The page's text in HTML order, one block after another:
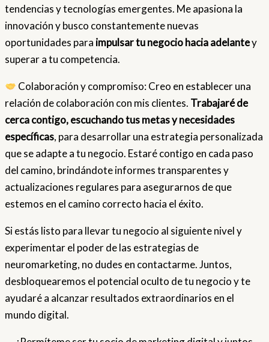
tendencias y tecnologías emergentes. Me apasiona la
innovación y busco constantemente nuevas
oportunidades para impulsar tu negocio hacia adelantey
superar a tu competencia.
Colaboración y compromiso: Creo en establecer una
relación de colaboración con mis clientes. Trabajaré de
cerca contigo, escuchando tus metas y necesidades
específicas, para desarrollar una estrategia personalizada
que se adapte a tu negocio. Estaré contigo en cada paso
del camino, brindándote informes transparentes y
actualizaciones regulares para asegurarnos de que
estemos en el camino correcto hacia el éxito.
Si estás listo para llevar tu negocio al siguiente nivel y
experimentar el poder de las estrategias de
neuromarketing, no dudes en contactarme. Juntos,
desbloquearemos el potencial oculto de tu negocio y te
ayudaré a alcanzar resultados extraordinarios en el
mundo digital.